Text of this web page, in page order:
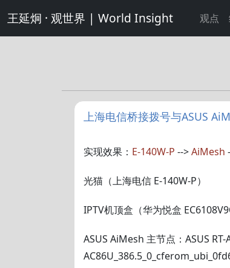
王延炯 · 观世界 | World Insight 观点
上海电信桥接拨号与ASUS
实现效果： E-140W-P -->AiMesh
光猫（上海电信 E-140W-P）
IPTV机顶盒（华为悦盒
ASUS AiMesh 主节点：ASUS RT-